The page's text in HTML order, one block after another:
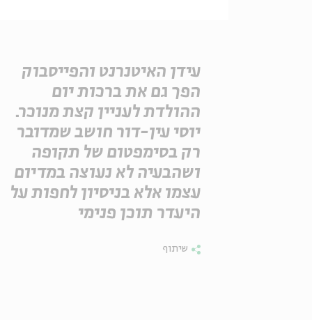
עידן האיטנרנט והפייסבוק
הפך גם את ברכות יום
ההולדת לעניין קצת מנוכר.
יוסי עין-דור חושב שמדובר
רק בסימפטום של תקופה
ושהבעיה לא נעוצה במדיום
עצמו אלא בניסיון לחפות על
היעדר תוכן פנימי
שיתוף